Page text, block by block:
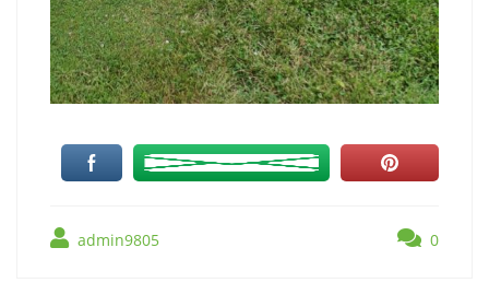
admin9805 0